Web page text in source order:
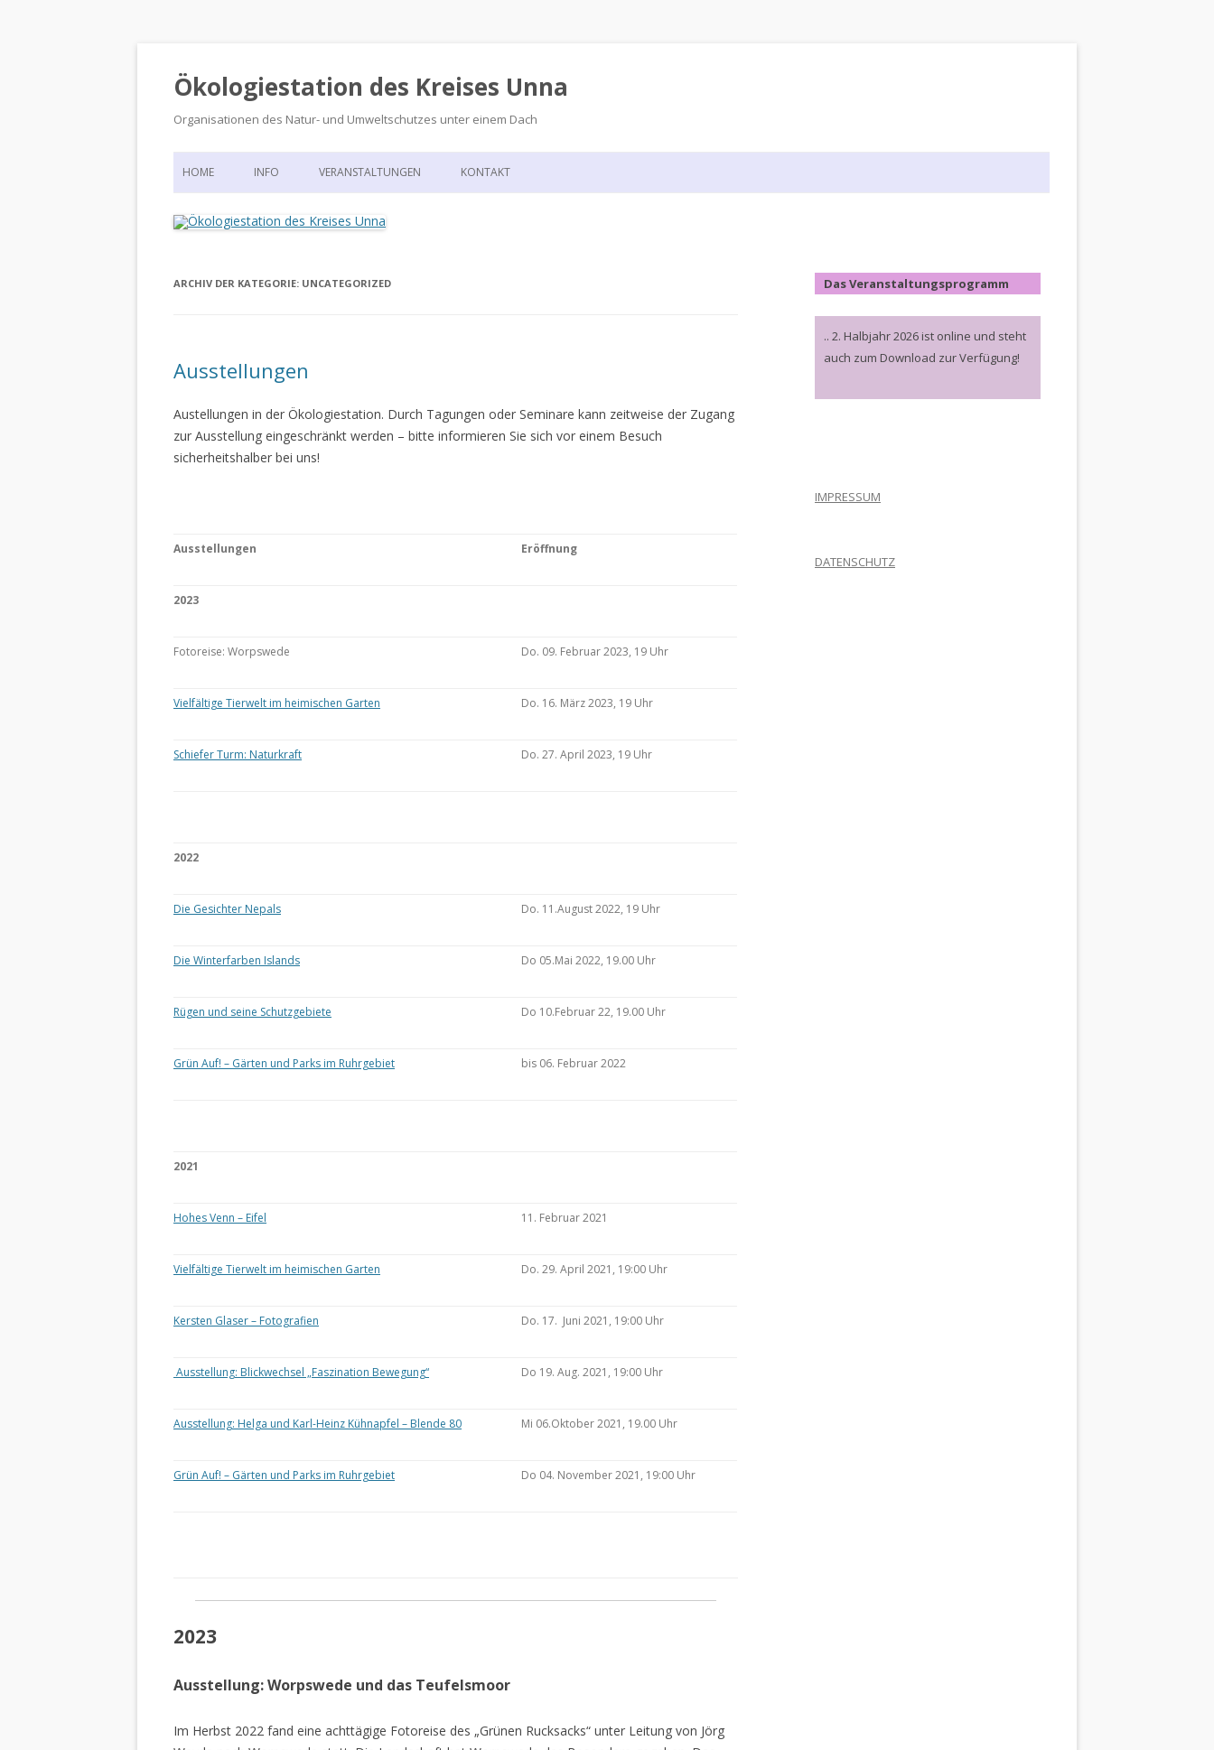
Ökologiestation des Kreises Unna
Organisationen des Natur- und Umweltschutzes unter einem Dach
Zum
HOME INFO VERANSTALTUNGEN KONTAKT
ARCHIV DER KATEGORIE: UNCATEGORIZED
Ausstellungen
Austellungen in der Ökologiestation. Durch Tagungen oder Seminare kann zeitweise der Zugang
zur Ausstellung eingeschränkt werden – bitte informieren Sie sich vor einem Besuch
sicherheitshalber bei uns!
Ausstellungen Eröffnung
2023
Fotoreise: Worpswede Do. 09. Februar 2023, 19 Uhr
Vielfältige Tierwelt im heimischen Garten Do. 16. März 2023, 19 Uhr
Schiefer Turm: Naturkraft Do. 27. April 2023, 19 Uhr
2022
Die Gesichter Nepals Do. 11.August 2022, 19 Uhr
Die Winterfarben Islands Do 05.Mai 2022, 19.00 Uhr
Rügen und seine Schutzgebiete Do 10.Februar 22, 19.00 Uhr
Grün Auf! – Gärten und Parks im Ruhrgebiet bis 06. Februar 2022
2021
Hohes Venn – Eifel 11. Februar 2021
Vielfältige Tierwelt im heimischen Garten Do. 29. April 2021, 19:00 Uhr
Kersten Glaser – Fotografien Do. 17. Juni 2021, 19:00 Uhr
Ausstellung: Blickwechsel „Faszination Bewegung“ Do 19. Aug. 2021, 19:00 Uhr
Ausstellung: Helga und Karl-Heinz Kühnapfel – Blende 80 Mi 06.Oktober 2021, 19.00 Uhr
Grün Auf! – Gärten und Parks im Ruhrgebiet Do 04. November 2021, 19:00 Uhr
2023
Ausstellung: Worpswede und das Teufelsmoor
Im Herbst 2022 fand eine achttägige Fotoreise des „Grünen Rucksacks“ unter Leitung von Jörg
Das Veranstaltungsprogramm
.. 2. Halbjahr 2026 ist online und steht
auch zum Download zur Verfügung!
IMPRESSUM
DATENSCHUTZ